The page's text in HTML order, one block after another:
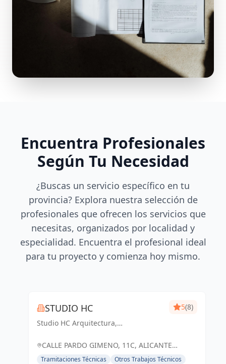
Encuentra Profesionales
Según Tu Necesidad
¿Buscas un servicio específico en tu
provincia? Explora nuestra selección de
profesionales que ofrecen los servicios que
necesitas, organizados por localidad y
especialidad. Encuentra el profesional ideal
para tu proyecto y comienza hoy mismo.
STUDIO HC
Studio HC Arquitectura,
5(8)
CALLE PARDO GIMENO, 11C, ALICANTE
(ALACANT), ESPAÑA, España
Tramitaciones Técnicas
Otros Trabajos Técnicos